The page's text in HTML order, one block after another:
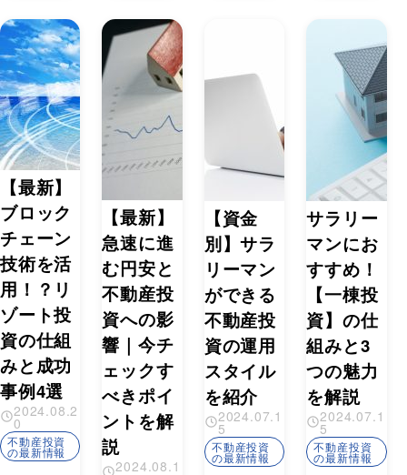
【最新】
ブロック
チェーン
技術を活
用！？リ
ゾート投
資の仕組
みと成功
事例4選
2024.08.2
0
不動産投資
の最新情報
【最新】
急速に進
む円安と
不動産投
資への影
響｜今チ
ェックす
べきポイ
ントを解
説
2024.08.1
【資金
別】サラ
リーマン
ができる
不動産投
資の運用
スタイル
を紹介
2024.07.1
5
不動産投資
の最新情報
サラリー
マンにお
すすめ！
【一棟投
資】の仕
組みと3
つの魅力
を解説
2024.07.1
5
不動産投資
の最新情報